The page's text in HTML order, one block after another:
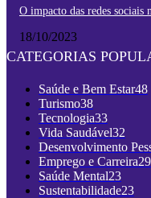
O impacto das redes sociais
18/10/2023
CATEGORIAS
Saúde e Bem Estar48
Turismo38
Tecnologia33
Vida Saudável32
Desenvolvimento
Emprego e Carreira29
Saúde Mental23
Sustentabilidade23